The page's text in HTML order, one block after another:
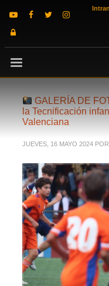
GALERÍA DE
la Tecnificación
Valenciana
JUEVES, 16 MAYO 2024 POR